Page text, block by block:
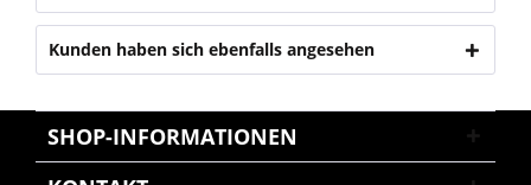
Kunden haben sich ebenfalls angesehen
SHOP-INFORMATIONEN